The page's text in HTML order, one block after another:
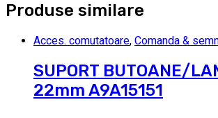
Produse similare
Acces. comutatoare, Comanda &
SUPORT BUTOANE/
22mm A9A15151